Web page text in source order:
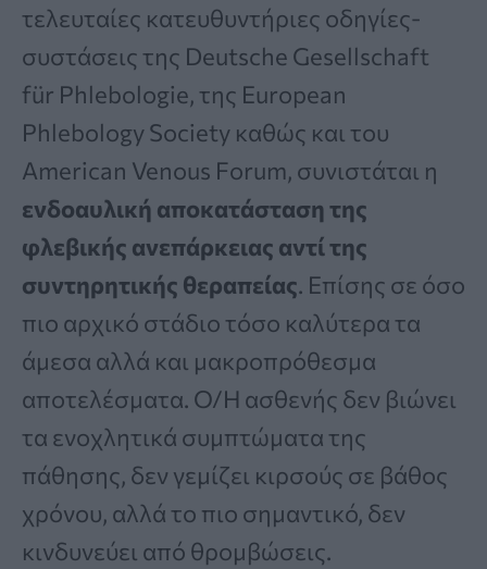
τελευταίες κατευθυντήριες οδηγίες-
συστάσεις της Deutsche Gesellschaft
für Phlebologie, της European
Phlebology Society καθώς και του
American Venous Forum, συνιστάται η
ενδοαυλική αποκατάσταση της
φλεβικής ανεπάρκειας αντί της
συντηρητικής θεραπείας. Επίσης σε όσο
πιο αρχικό στάδιο τόσο καλύτερα τα
άμεσα αλλά και μακροπρόθεσμα
αποτελέσματα. Ο/Η ασθενής δεν βιώνει
τα ενοχλητικά συμπτώματα της
πάθησης, δεν γεμίζει κιρσούς σε βάθος
χρόνου, αλλά το πιο σημαντικό, δεν
κινδυνεύει από θρομβώσεις.